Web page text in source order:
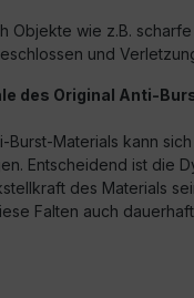
Objekte wie z.B.
und
des Original Anti-
Burst-Materials kann
Entscheidend ist die
des Materials
Falten auch